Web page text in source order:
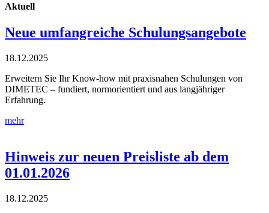
Aktuell
Neue umfangreiche Schulungsangebote
18.12.2025
Erweitern Sie Ihr Know-how mit praxisnahen Schulungen von
DIMETEC – fundiert, normorientiert und aus langjähriger
Erfahrung.
mehr
Hinweis zur neuen Preisliste ab dem
01.01.2026
18.12.2025